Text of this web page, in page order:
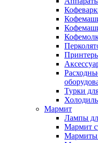
Турки
Мармит
Лампы
Мармит
Мармиты